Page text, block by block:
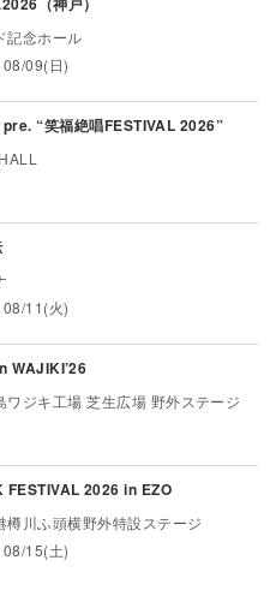
記念ホール
09(日)
“笑福絶唱FESTIVAL 2026”
11(火)
WAJIKI’26
ワジキ工場 芝生広場 野外ステージ
FESTIVAL 2026 in EZO
樽川ふ頭横野外特設ステージ
15(土)